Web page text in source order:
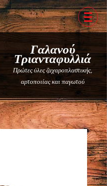
Γαλανού
Τριανταφυλλιά
Πρώτες ύλες ζαχαροπλαστικής,
αρτοποιίας και παγωτού